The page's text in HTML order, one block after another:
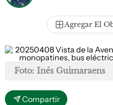
Agregar El
Foto: Inés Guimaraens
Compartir